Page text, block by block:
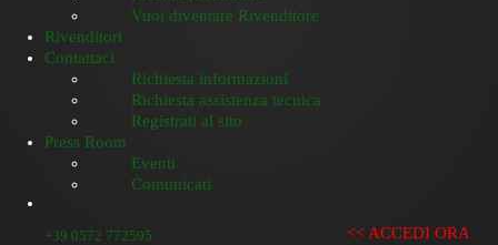
Vuoi diventare Rivenditore
Rivenditori
Contattaci
Richiesta informazioni
Richiesta assistenza tecnica
Registrati al sito
Press Room
Eventi
Comunicati
<< ACCEDI ORA
+39 0572 772595